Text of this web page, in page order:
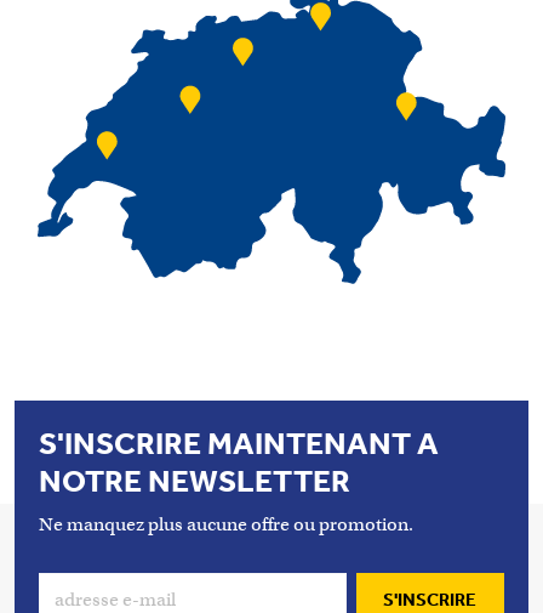
S'INSCRIRE MAINTENANT A
NOTRE NEWSLETTER
Ne manquez plus aucune offre ou promotion.
S'INSCRIRE